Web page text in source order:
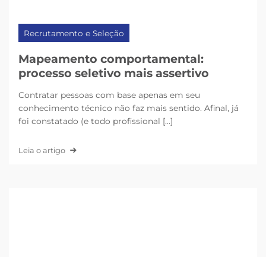
Recrutamento e Seleção
Mapeamento comportamental:
processo seletivo mais assertivo
Contratar pessoas com base apenas em seu
conhecimento técnico não faz mais sentido. Afinal, já
foi constatado (e todo profissional [...]
Leia o artigo